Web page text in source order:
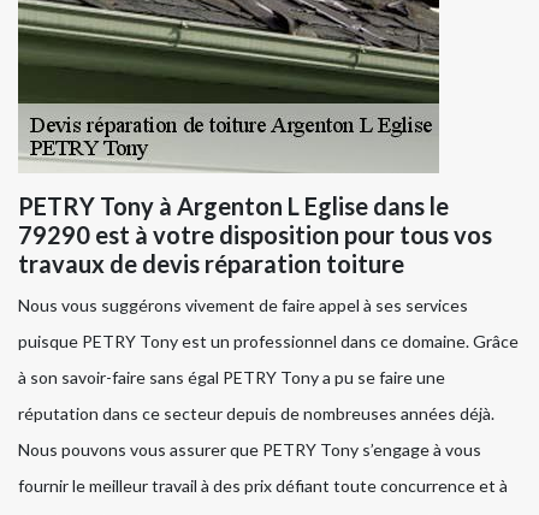
PETRY Tony à Argenton L Eglise dans le
79290 est à votre disposition pour tous vos
travaux de devis réparation toiture
Nous vous suggérons vivement de faire appel à ses services
puisque PETRY Tony est un professionnel dans ce domaine. Grâce
à son savoir-faire sans égal PETRY Tony a pu se faire une
réputation dans ce secteur depuis de nombreuses années déjà.
Nous pouvons vous assurer que PETRY Tony s’engage à vous
fournir le meilleur travail à des prix défiant toute concurrence et à